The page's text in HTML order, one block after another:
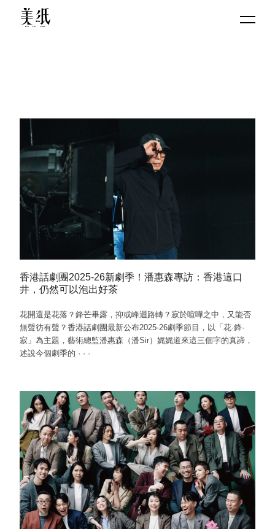
香港話劇團2025-26新劇季！潘惠森專訪：香港這口
井，仍然可以泡出好茶
花開還是花落？鋒芒畢露，抑或峰迴路轉？寂於喧嘩之中，又能否
無聲彷有聲？香港話劇團最新公布2025-26劇季節目，以「花·鋒·
寂」為主題，藝術總監潘惠森（潘Sir）娓娓道來這三個字的真諦，
述說今個劇季的 · · ·